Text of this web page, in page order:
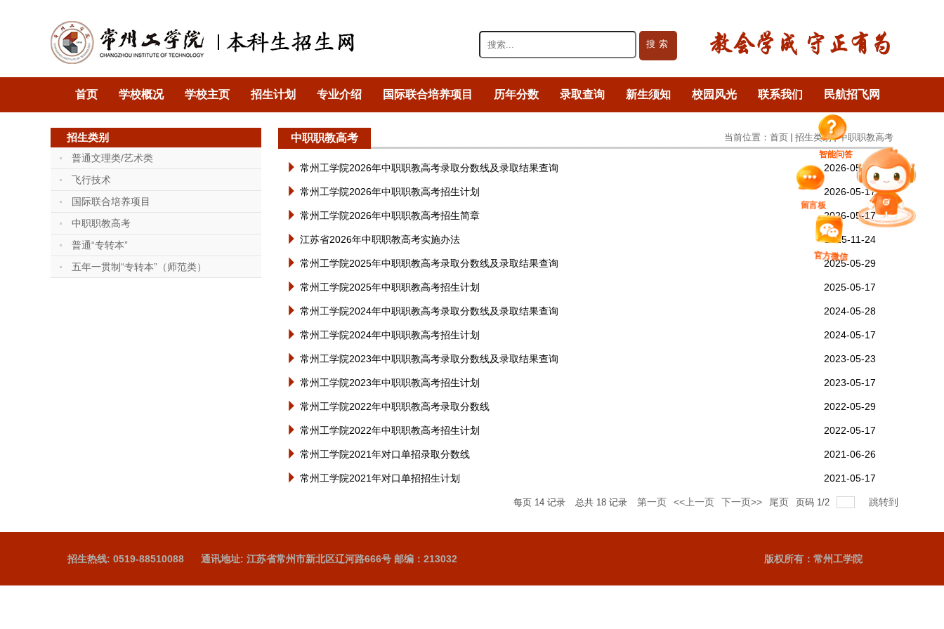
搜索
首页 学校概况 学校主页 招生计划 专业介绍 国际联合培养项目 历年分数 录取查询 新生须知 校园风光 联系我们 民航招飞网
招生类别
普通文理类/艺术类
飞行技术
国际联合培养项目
中职职教高考
普通“专转本”
五年一贯制“专转本”（师范类）
中职职教高考 当前位置： 首页 招生类别 中职职教高考
常州工学院2026年中职职教高考录取分数线及录取结果查询 2026-05-26
常州工学院2026年中职职教高考招生计划 2026-05-17
常州工学院2026年中职职教高考招生简章 2026-05-17
江苏省2026年中职职教高考实施办法 2025-11-24
常州工学院2025年中职职教高考录取分数线及录取结果查询 2025-05-29
常州工学院2025年中职职教高考招生计划 2025-05-17
常州工学院2024年中职职教高考录取分数线及录取结果查询 2024-05-28
常州工学院2024年中职职教高考招生计划 2024-05-17
常州工学院2023年中职职教高考录取分数线及录取结果查询 2023-05-23
常州工学院2023年中职职教高考招生计划 2023-05-17
常州工学院2022年中职职教高考录取分数线 2022-05-29
常州工学院2022年中职职教高考招生计划 2022-05-17
常州工学院2021年对口单招录取分数线 2021-06-26
常州工学院2021年对口单招招生计划 2021-05-17
每页 14 记录 总共 18 记录 第一页 <<上一页 下一页>> 尾页 页码 1/2 跳转到
招生热线: 0519-88510088 通讯地址: 江苏省常州市新北区辽河路666号 邮编：213032 版权所有：常州工学院
智能问答
留言板
官方微信